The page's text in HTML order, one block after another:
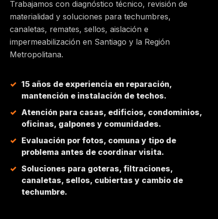
MAIPÚ
PEÑALOLÉN
QUILICURA
COLINA
CHICUREO
Trabajamos con diagnóstico técnico, revisión de
materialidad y soluciones para techumbres,
canaletas, remates, sellos, aislación e
impermeabilización en Santiago y la Región
Metropolitana.
15 años de experiencia en reparación,
mantención e instalación de techos.
Atención para casas, edificios, condominios,
oficinas, galpones y comunidades.
Evaluación por fotos, comuna y tipo de
problema antes de coordinar visita.
Soluciones para goteras, filtraciones,
canaletas, sellos, cubiertas y cambio de
techumbre.